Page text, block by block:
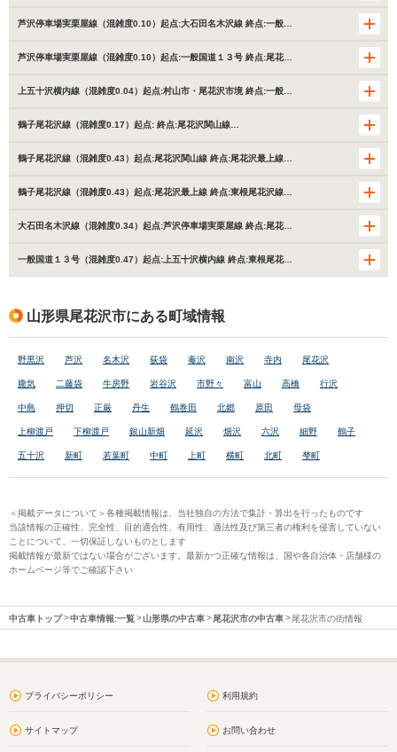
芦沢停車場実栗屋線（混雑度0.10）起点:大石田名木沢線 終点:一般…
芦沢停車場実栗屋線（混雑度0.10）起点:一般国道１３号 終点:尾花…
上五十沢横内線（混雑度0.04）起点:村山市・尾花沢市境 終点:一般…
鶴子尾花沢線（混雑度0.17）起点: 終点:尾花沢関山線…
鶴子尾花沢線（混雑度0.43）起点:尾花沢関山線 終点:尾花沢最上線…
鶴子尾花沢線（混雑度0.43）起点:尾花沢最上線 終点:東根尾花沢線…
大石田名木沢線（混雑度0.34）起点:芦沢停車場実栗屋線 終点:尾花…
一般国道１３号（混雑度0.47）起点:上五十沢横内線 終点:東根尾花…
山形県尾花沢市にある町域情報
野黒沢 芦沢 名木沢 荻袋 毒沢 南沢 寺内 尾花沢
朧気 二藤袋 牛房野 岩谷沢 市野々 富山 高橋 行沢
中島 押切 正厳 丹生 鶴巻田 北郷 原田 母袋
上柳渡戸 下柳渡戸 銀山新畑 延沢 畑沢 六沢 細野 鶴子
五十沢 新町 若葉町 中町 上町 横町 北町 梺町
＜掲載データについて＞各種掲載情報は、当社独自の方法で集計・算出を行ったものです
当該情報の正確性、完全性、目的適合性、有用性、適法性及び第三者の権利を侵害していない
ことについて、一切保証しないものとします
掲載情報が最新ではない場合がございます。最新かつ正確な情報は、国や各自治体・店舗様の
ホームページ等でご確認下さい
中古車トップ 中古車情報:一覧 山形県の中古車 尾花沢市の中古車 尾花沢市の街情報
プライバシーポリシー 利用規約
サイトマップ お問い合わせ